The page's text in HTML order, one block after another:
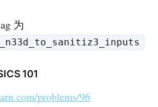
为
101
problems/96